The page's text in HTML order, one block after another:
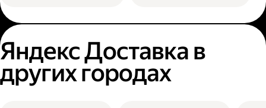
Яндекс Доставка в
других городах